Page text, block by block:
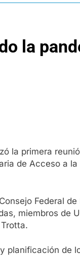
la
la primera
de Acceso a
Federal
miembros de
de